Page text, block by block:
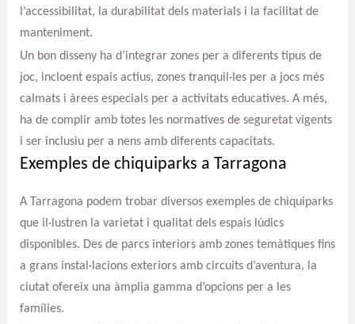
l’accessibilitat, la durabilitat dels materials i la facilitat de
manteniment.
Un bon disseny ha d’integrar zones per a diferents tipus de
joc, incloent espais actius, zones tranquil·les per a jocs més
calmats i àrees especials per a activitats educatives. A més,
ha de complir amb totes les normatives de seguretat vigents
i ser inclusiu per a nens amb diferents capacitats.
Exemples de chiquiparks a Tarragona
A Tarragona podem trobar diversos exemples de chiquiparks
que il·lustren la varietat i qualitat dels espais lúdics
disponibles. Des de parcs interiors amb zones temàtiques fins
a grans instal·lacions exteriors amb circuits d’aventura, la
ciutat ofereix una àmplia gamma d’opcions per a les
famílies.